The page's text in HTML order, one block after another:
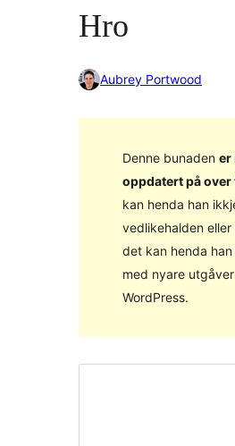
Hro
Aubrey Portwood
Denne bunaden er
oppdatert på over
kan henda han
vedlikehalden
det kan henda
med nyare
WordPress.